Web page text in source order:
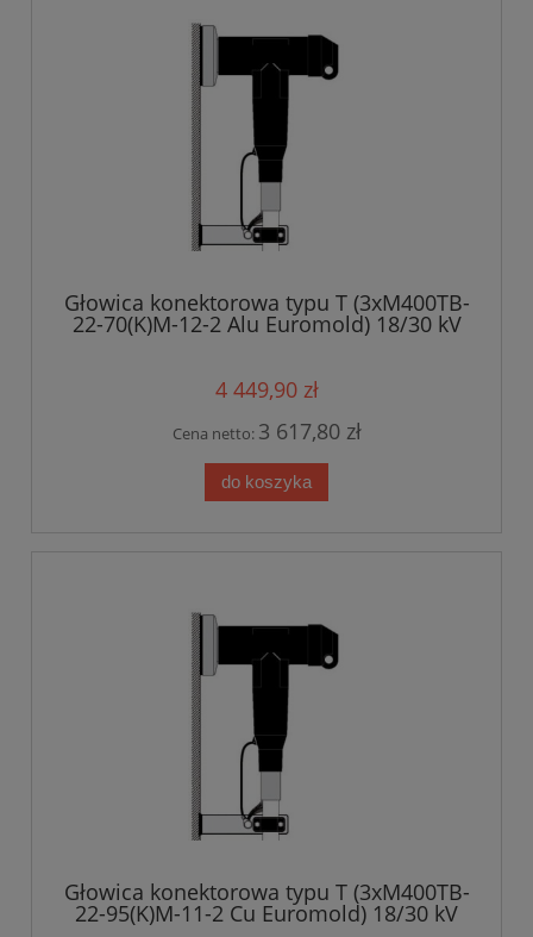
Głowica konektorowa typu T (3xM400TB-
22-70(K)M-12-2 Alu Euromold) 18/30 kV
4 449,90 zł
Cena netto: 3 617,80 zł
do koszyka
Głowica konektorowa typu T (3xM400TB-
22-95(K)M-11-2 Cu Euromold) 18/30 kV